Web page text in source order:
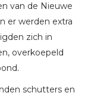
van de Nieuwe
er werden extra
zich in
overkoepeld
.
schutters en